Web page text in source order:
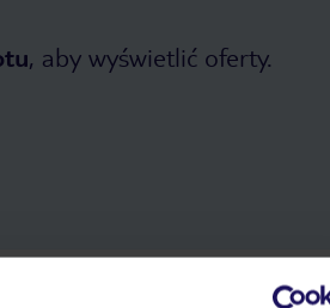
, aby wyświetlić oferty.